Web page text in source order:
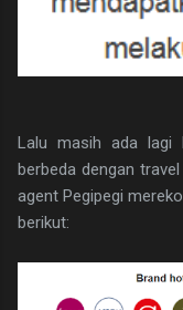
Lalu masih ada lagi
berbeda dengan
agent Pegipegi
berikut: